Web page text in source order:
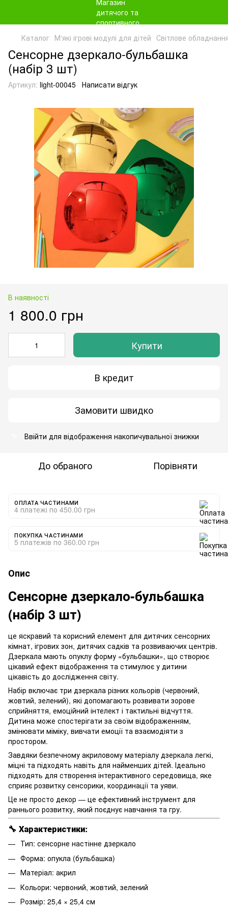
Каталог М‘які ігрові модулі для дітей Світлове
Сенсорне дзеркало-бульбашка
(набір 3 шт)
Артикул: light-00045 Написати відгук
В наявності
1 800.0 грн
Купити
В кредит
Замовити швидко
Ввійти для відображення накопичувальної знижки
До обраного Порівняти
ОПЛАТА ЧАСТИНАМИ
4 платежі по 450.00 грн
ПОКУПКА ЧАСТИНАМИ
5 платежів по 360.00 грн
Опис
Сенсорне дзеркало-бульбашка
(набір 3 шт)
це яскравий та корисний елемент для дитячих сенсорних
кімнат, ігрових зон, дитячих садків та розвиваючих центрів.
Дзеркала мають опуклу форму «бульбашки», що створює
цікавий ефект відображення та стимулює у дитини
цікавість до дослідження світу.
Набір включає три дзеркала різних кольорів (червоний,
жовтий, зелений), які допомагають розвивати зорове
сприйняття, емоційний інтелект і тактильні відчуття.
Дитина може спостерігати за своїм відображенням,
змінювати міміку, вивчати емоції та взаємодіяти з
простором.
Завдяки безпечному акриловому матеріалу дзеркала легкі,
міцні та підходять навіть для найменших дітей. Ідеально
підходять для створення інтерактивного середовища, яке
сприяє розвитку сенсорики, координації та уяви.
Це не просто декор — це ефективний інструмент для
раннього розвитку, який поєднує навчання та гру.
🔧 Характеристики:
Тип: сенсорне настінне дзеркало
Форма: опукла (бульбашка)
Матеріал: акрил
Кольори: червоний, жовтий, зелений
Розмір: 25,4 × 25,4 см